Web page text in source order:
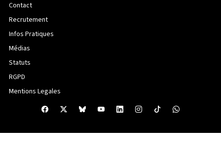
Contact
Recrutement
Infos Pratiques
Médias
Statuts
RGPD
Mentions Legales